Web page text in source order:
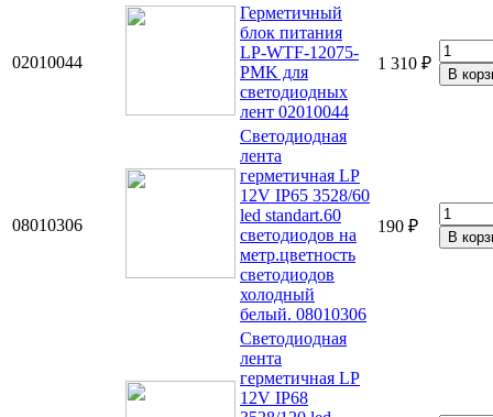
02010044
Герметичный
блок питания
LP-WTF-12075-
PMK для
светодиодных
лент 02010044
1 310 ₽
08010306
Светодиодная
лента
герметичная LP
12V IP65 3528/60
led standart.60
светодиодов на
метр.цветность
светодиодов
холодный
белый. 08010306
190 ₽
Светодиодная
лента
герметичная LP
12V IP68